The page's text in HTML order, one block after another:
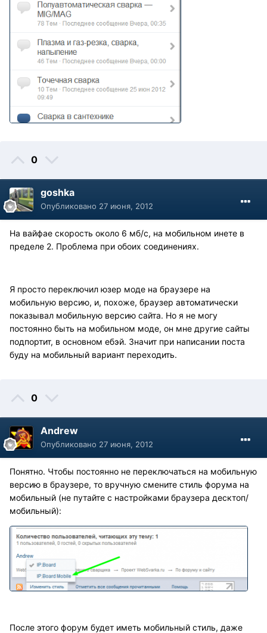
0
goshka
Опубликовано 27 июня, 2012
На вайфае скорость около 6 мб/с, на мобильном инете в
пределе 2. Проблема при обоих соединениях.
Я просто переключил юзер моде на браузере на
мобильную версию, и, похоже, браузер автоматически
показывал мобильную версию сайта. Но я не могу
постоянно быть на мобильном моде, он мне другие сайты
подпортит, в основном ебэй. Значит при написании поста
буду на мобильный вариант переходить.
0
Andrew
Опубликовано 27 июня, 2012
Понятно. Чтобы постоянно не переключаться на мобильную
версию в браузере, то вручную смените стиль форума на
мобильный (не путайте с настройками браузера десктоп/
мобильный):
После этого форум будет иметь мобильный стиль, даже